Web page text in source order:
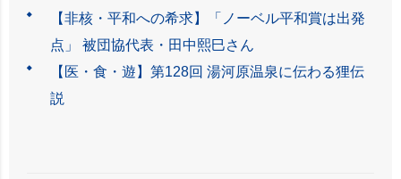
【非核・平和への希求】「ノーベル平和賞は出発
点」 被団協代表・田中熙巳さん
【医・食・遊】第128回 湯河原温泉に伝わる狸伝
説